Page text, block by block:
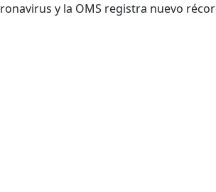
y la OMS registra nuevo